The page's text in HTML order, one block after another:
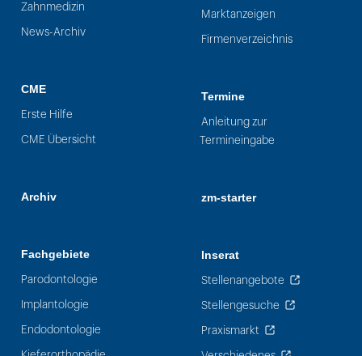
Zahnmedizin
News-Archiv
CME
Erste Hilfe
CME Übersicht
Archiv
Fachgebiete
Parodontologie
Implantologie
Endodontologie
Marktanzeigen
Firmenverzeichnis
Termine
Anleitung zur
Termineingabe
zm-starter
Inserat
Stellenangebote
Stellengesuche
Praxismarkt